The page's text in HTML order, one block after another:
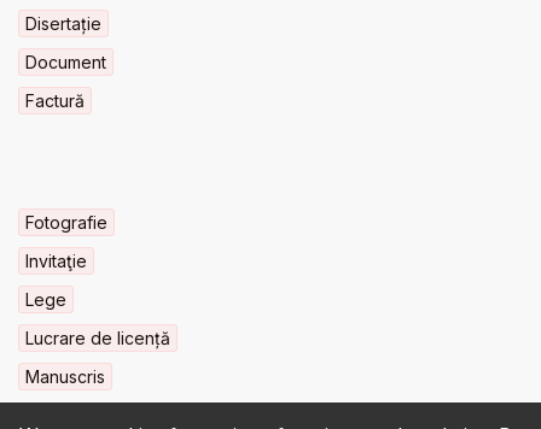
Disertație
Document
Factură
Fotografie
Invitaţie
Lege
Lucrare de licență
Manuscris